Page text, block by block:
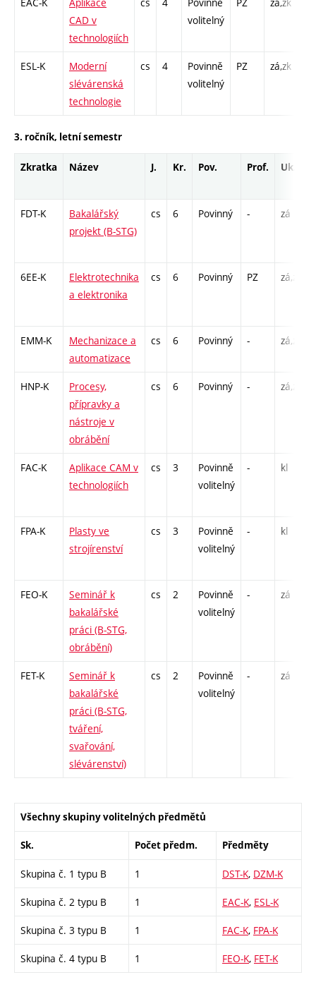
CAD v
technologiích
volitelný
ESL-K
Moderní
slévárenská
technologie
cs 4
Povinně
volitelný
PZ zá,zk
3. ročník, letní semestr
Zkratka Název J. Kr. Pov. Prof. Uk.
FDT-K
Bakalářský
projekt (B-STG)
cs 6 Povinný - zá
6EE-K
Elektrotechnika
a elektronika
cs 6 Povinný PZ zá,zk
EMM-K
Mechanizace a
automatizace
cs 6 Povinný - zá,zk
HNP-K
Procesy,
přípravky a
nástroje v
obrábění
cs 6 Povinný - zá,zk
FAC-K
Aplikace CAM v
technologiích
cs 3
Povinně
volitelný
- kl
FPA-K
Plasty ve
strojírenství
cs 3
Povinně
volitelný
- kl
FEO-K
Seminář k
bakalářské
práci (B-STG,
obrábění)
cs 2
Povinně
volitelný
- zá
FET-K
Seminář k
bakalářské
práci (B-STG,
tváření,
svařování,
slévárenství)
cs 2
Povinně
volitelný
- zá
Všechny skupiny volitelných předmětů
Sk. Počet předm. Předměty
Skupina č. 1 typu B 1 DST-K, DZM-K
Skupina č. 2 typu B 1 EAC-K, ESL-K
Skupina č. 3 typu B 1 FAC-K, FPA-K
Skupina č. 4 typu B 1 FEO-K, FET-K